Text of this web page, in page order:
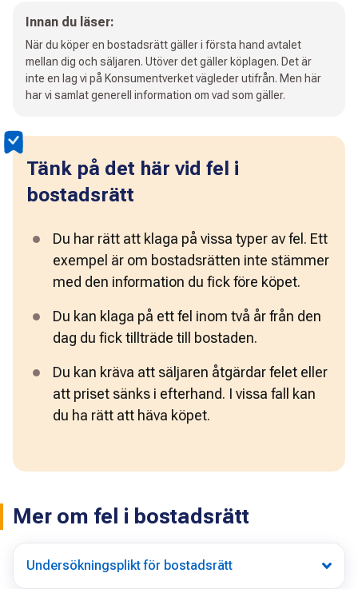
Innan du läser:
När du köper en bostadsrätt gäller i första hand avtalet
mellan dig och säljaren. Utöver det gäller köplagen. Det är
inte en lag vi på Konsumentverket vägleder utifrån. Men här
har vi samlat generell information om vad som gäller.
Tänk på det här vid fel i
bostadsrätt
Du har rätt att klaga på vissa typer av fel. Ett
exempel är om bostadsrätten inte stämmer
med den information du fick före köpet.
Du kan klaga på ett fel inom två år från den
dag du fick tillträde till bostaden.
Du kan kräva att säljaren åtgärdar felet eller
att priset sänks i efterhand. I vissa fall kan
du ha rätt att häva köpet.
Mer om fel i bostadsrätt
Undersökningsplikt för bostadsrätt